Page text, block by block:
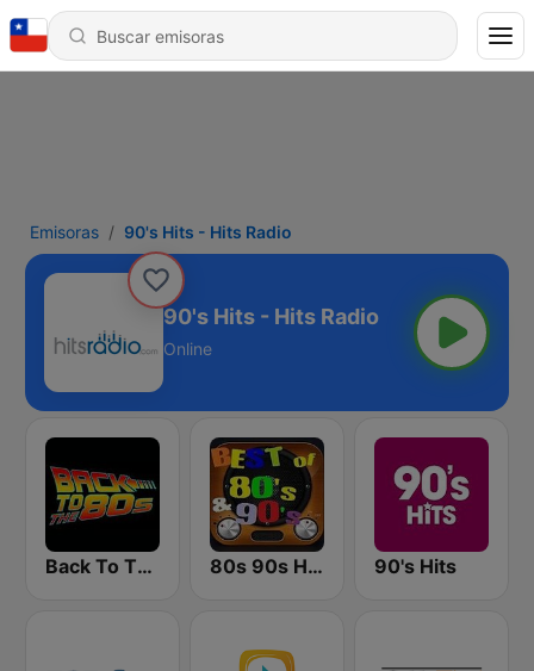
Emisoras 90's Hits - Hits Radio
90's Hits - Hits Radio
Online
Back To The 80's Radio 80s 90s Hits Radio 90's Hits